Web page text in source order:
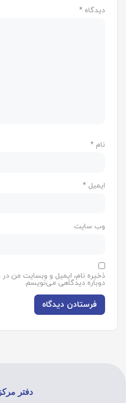
دیدگاه *
نام *
ایمیل *
وب‌ سایت
ذخیره نام، ایمیل و وبسایت من در
دوباره دیدگاهی می‌نویسم.
دفتر